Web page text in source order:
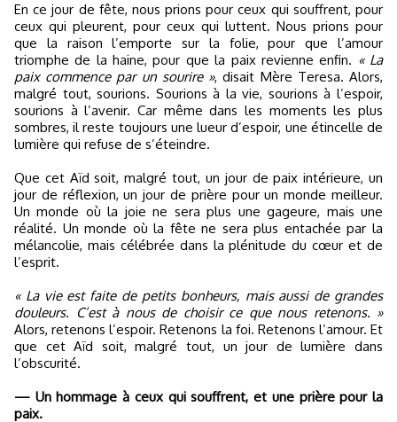
En ce jour de fête, nous prions pour ceux qui souffrent, pour
ceux qui pleurent, pour ceux qui luttent. Nous prions pour
que la raison l’emporte sur la folie, pour que l’amour
triomphe de la haine, pour que la paix revienne enfin. « La
paix commence par un sourire », disait Mère Teresa. Alors,
malgré tout, sourions. Sourions à la vie, sourions à l’espoir,
sourions à l’avenir. Car même dans les moments les plus
sombres, il reste toujours une lueur d’espoir, une étincelle de
lumière qui refuse de s’éteindre.
Que cet Aïd soit, malgré tout, un jour de paix intérieure, un
jour de réflexion, un jour de prière pour un monde meilleur.
Un monde où la joie ne sera plus une gageure, mais une
réalité. Un monde où la fête ne sera plus entachée par la
mélancolie, mais célébrée dans la plénitude du cœur et de
l’esprit.
« La vie est faite de petits bonheurs, mais aussi de grandes
douleurs. C’est à nous de choisir ce que nous retenons. »
Alors, retenons l’espoir. Retenons la foi. Retenons l’amour. Et
que cet Aïd soit, malgré tout, un jour de lumière dans
l’obscurité.
— Un hommage à ceux qui souffrent, et une prière pour la
paix.